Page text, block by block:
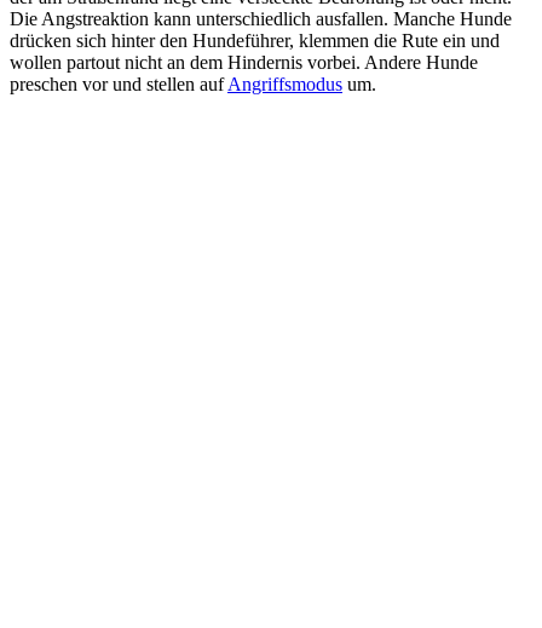
Die Angstreaktion kann unterschiedlich ausfallen. Manche Hunde
drücken sich hinter den Hundeführer, klemmen die Rute ein und
wollen partout nicht an dem Hindernis vorbei. Andere Hunde
preschen vor und stellen aufAngriffsmodus um.